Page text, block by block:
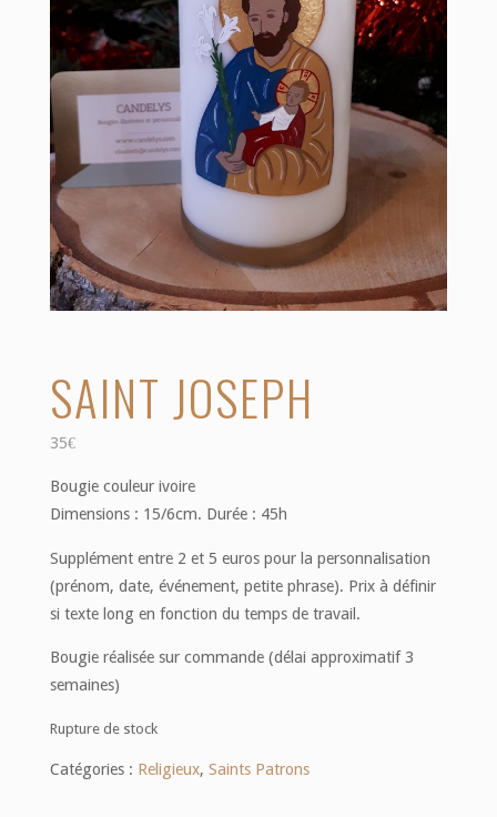
SAINT JOSEPH
35€
Bougie couleur ivoire
Dimensions : 15/6cm. Durée : 45h
Supplément entre 2 et 5 euros pour la personnalisation
(prénom, date, événement, petite phrase). Prix à définir
si texte long en fonction du temps de travail.
Bougie réalisée sur commande (délai approximatif 3
semaines)
Rupture de stock
Catégories : Religieux, Saints Patrons